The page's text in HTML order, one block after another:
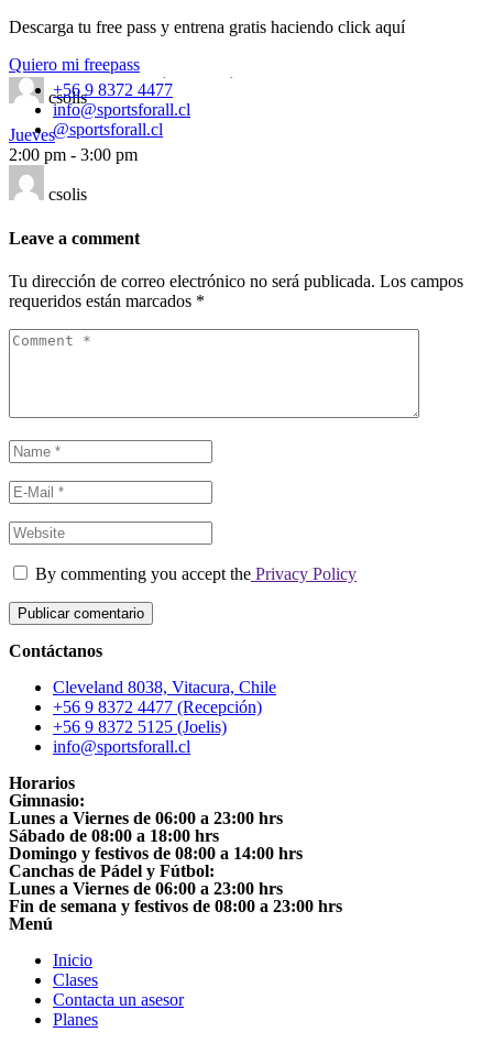
Descarga tu free pass y entrena gratis haciendo click aquí
Quiero mi freepass
Cleveland 8038, Vitacura, Chile
+56 9 8372 4477
info@sportsforall.cl
@sportsforall.cl
Jueves
6:30 am- 7:00 am
csolis
Jueves
2:00 pm - 3:00 pm
csolis
Leave a comment
Tu dirección de correo electrónico no será publicada. Los campos
requeridos están marcados *
By commenting you accept the Privacy Policy
Contáctanos
Cleveland 8038, Vitacura, Chile
+56 9 8372 4477 (Recepción)
+56 9 8372 5125 (Joelis)
info@sportsforall.cl
Horarios
Gimnasio:
Lunes a Viernes de 06:00 a 23:00 hrs
Sábado de 08:00 a 18:00 hrs
Domingo y festivos de 08:00 a 14:00 hrs
Canchas de Pádel y Fútbol:
Lunes a Viernes de 06:00 a 23:00 hrs
Fin de semana y festivos de 08:00 a 23:00 hrs
Menú
Inicio
Clases
Contacta un asesor
Planes